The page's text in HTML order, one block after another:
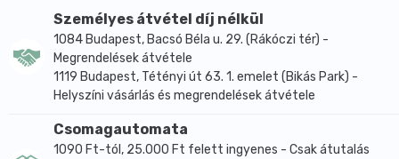
fehérjeforrás, és mind a 21 aminosav megtalálható
benne, köztük 8 esszenciális aminosav is. A termék
ásványi anyag profiljában kalcium, kálium,
magnézium, réz és cink szerepel, vitaminprofiljában
pedig A-, B1-, B2-, B3-, B6-, C- és E-vitamin
található. Ezek miatt a hántolt kendermag a
változatos, növényi alapú étrend gyakori összetevője.
Személyes átvétel díj nélkül
1084 Budapest, Bacsó Béla u. 29. (Rákóczi tér) -
Megrendelések átvétele
1119 Budapest, Tétényi út 63. 1. emelet (Bikás Park) -
Helyszíni vásárlás és megrendelések átvétele
Csomagautomata
1090 Ft-tól, 25.000 Ft felett ingyenes - Csak átutalás